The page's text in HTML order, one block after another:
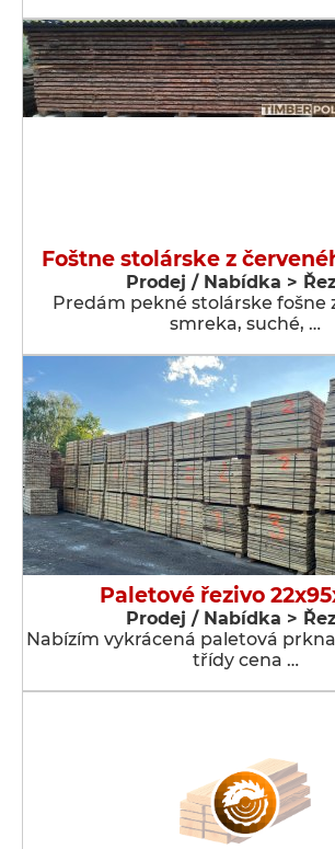
Foštne stolárske z
Prodej / Nabídka >
Predám pekné stolárske fošne
smreka, suché, …
Paletové řezivo
Prodej / Nabídka >
Nabízím vykrácená paletová
třídy cena …